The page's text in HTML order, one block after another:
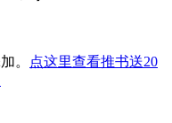
。
点这里查看推书送20